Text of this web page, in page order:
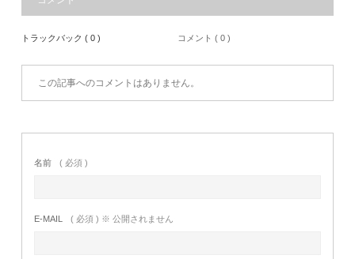
トラックバック ( 0 ) コメント ( 0 )
この記事へのコメントはありません。
名前 ( 必須 )
E-MAIL ( 必須 ) ※ 公開されません